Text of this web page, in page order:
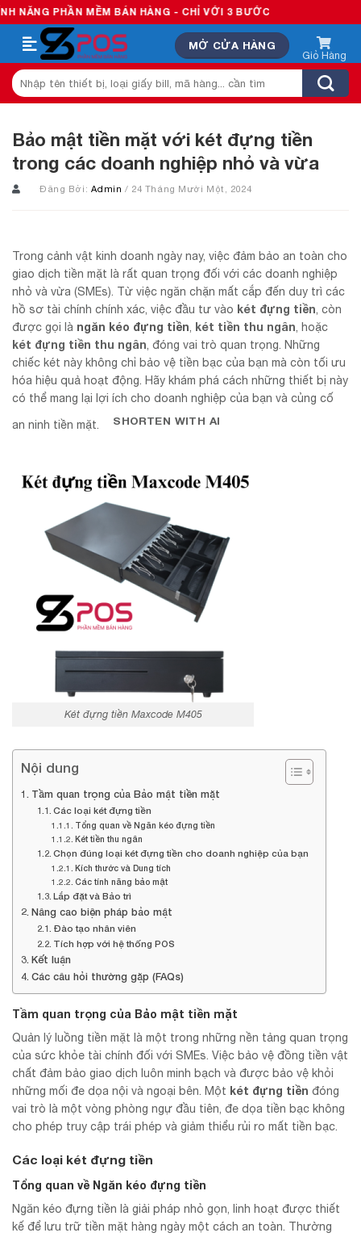
Skip
to
content
MỀM BÁN HÀNG - CHỈ VỚI 3 BƯỚC
MỞ CỬA HÀNG
Tìm
kiếm:
Bảo mật tiền mặt với két đựng tiền
trong các doanh nghiệp nhỏ và vừa
Đăng Bởi: Admin/ 24 Tháng Mười Một, 2024
Trong cảnh vật kinh doanh ngày nay, việc đảm bảo an toàn cho
giao dịch tiền mặt là rất quan trọng đối với các doanh nghiệp
nhỏ và vừa (SMEs). Từ việc ngăn chặn mất cắp đến duy trì các
hồ sơ tài chính chính xác, việc đầu tư vào két đựng tiền , còn
được gọi là ngăn kéo đựng tiền két tiền thu ngân , hoặc
két đựng tiền thu ngân , đóng vai trò quan trọng. Những
chiếc két này không chỉ bảo vệ tiền bạc của bạn mà còn tối ưu
hóa hiệu quả hoạt động. Hãy khám phá cách những thiết bị này
có thể mang lại lợi ích cho doanh nghiệp của bạn và củng cố
an ninh tiền mặt. SHORTEN WITH AI
Két đựng tiền Maxcode M405
Nội dung
Tầm quan trọng của Bảo mật tiền mặt
Các loại két đựng tiền
Tổng quan về Ngăn kéo đựng tiền
Két tiền thu ngân
Chọn đúng loại két đựng tiền cho doanh nghiệp của bạn
Kích thước và Dung tích
Các tính năng bảo mật
Lắp đặt và Bảo trì
Nâng cao biện pháp bảo mật
Đào tạo nhân viên
Tích hợp với hệ thống POS
Kết luận
Các câu hỏi thường gặp (FAQs)
Tầm quan trọng của Bảo mật tiền mặt
Quản lý luồng tiền mặt là một trong những nền tảng quan trọng
của sức khỏe tài chính đối với SMEs. Việc bảo vệ đồng tiền vật
chất đảm bảo giao dịch luôn minh bạch và được bảo vệ khỏi
những mối đe dọa nội và ngoại bên. Một két đựng tiền đóng
vai trò là một vòng phòng ngự đầu tiên, đe dọa tiền bạc không
cho phép truy cập trái phép và giảm thiểu rủi ro mất tiền bạc.
Các loại két đựng tiền
Tổng quan về Ngăn kéo đựng tiền
Ngăn kéo đựng tiền là giải pháp nhỏ gọn, linh hoạt được thiết
kế để lưu trữ tiền mặt hàng ngày một cách an toàn. Thường